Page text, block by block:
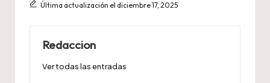
Última actualización el diciembre 17, 2025
Redaccion
Ver todas las entradas